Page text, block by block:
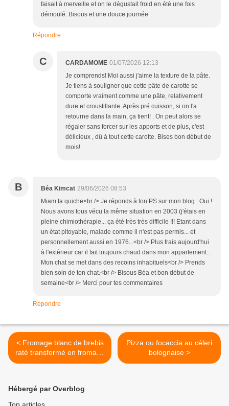
faisait à merveille et on le dégustait froid en été une fois
démoulé. Bisous et une douce journée
Répondre
C CARDAMOME 01/07/2026 12:13
Je comprends! Moi aussi j'aime la texture de la pâte.
Je tiens à souligner que cette pâte de carotte se
comporte vraiment comme une pâte, relativement
dure et croustillante. Après pré cuisson, si on l'a
retourne dans la main, ça tient! . On peut alors se
régaler sans forcer sur les apports et de plus, c'est
délicieux , dû à tout cette carotte. Bises bon début de
mois!
B Béa Kimcat 29/06/2026 08:53
Miam ta quiche<br /> Je réponds à ton PS sur mon blog : Oui !
Nous avons tous vécu la même situation en 2003 (j'étais en
pleine chimiothérapie... ça été très très difficile !!! Etant dans
un état pitoyable, malade comme il n'est pas permis... et
personnellement aussi en 1976...<br /> Plus frais aujourd'hui
à l'extérieur car il fait toujours chaud dans mon appartement...
Mon chat se met dans des recoins inhabituels<br /> Prends
bien soin de ton chat.<br /> Bisous Béa et bon début de
semaine<br /> Merci pour tes commentaires
Répondre
< Fromage blanc de brebis
raté transformé en fromage
sec
Pizza ou focaccia au céleri
bolognaise >
Hébergé par Overblog